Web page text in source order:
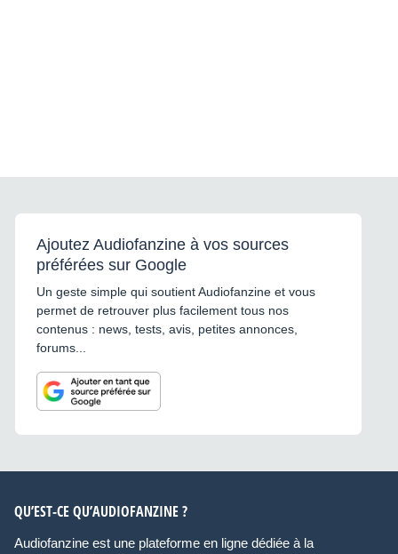
Ajoutez Audiofanzine à vos sources
préférées sur Google
Un geste simple qui soutient Audiofanzine et vous
permet de retrouver plus facilement tous nos
contenus : news, tests, avis, petites annonces,
forums...
QU’EST-CE QU’AUDIOFANZINE ?
Audiofanzine est une plateforme en ligne dédiée à la